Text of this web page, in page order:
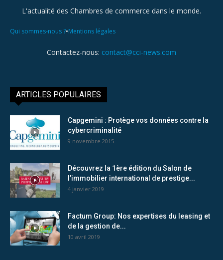
L'actualité des Chambres de commerce dans le monde.
Qui sommes-nous ?•Mentions légales
Contactez-nous: contact@cci-news.com
ARTICLES POPULAIRES
Capgemini : Protège vos données contre la
cybercriminalité
9 novembre 2015
Découvrez la 1ère édition du Salon de
l’immobilier international de prestige...
4 janvier 2019
Factum Group: Nos expertises du leasing et
de la gestion de...
10 avril 2019